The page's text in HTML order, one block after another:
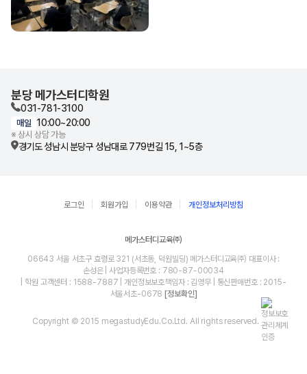
분당 메가스터디학원
031-781-3100
매일 10:00~20:00
※ 상시 상담 가능
경기도 성남시 분당구 성남대로 779번길 15, 1~5층
로그인 회원가입 이용약관 개인정보처리방침
메가스터디교육㈜
06643 서울 서초구 효령로 321 (서초동, 덕원빌딩) 메가스터디교육㈜ 대표이사 :
손성은 | 사업자등록번호 : 780-87-00034
| 학원 고객센터 : 1588-7887 | 개인정보보호책임자 : 김영무 | 통신판매번호 : 2015-
서울서초-0678 [정보확인]
Copyright © 2015 megastudyEdu.Co.Ltd. All rights reserved.